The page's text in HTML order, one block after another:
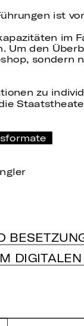
ist
im
Um den
sondern
zu